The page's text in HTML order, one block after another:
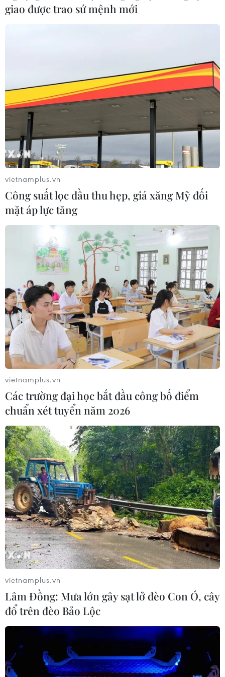
#Giá vàng
#Kinh tế toàn cầu
Theo dõi VietnamPlus
Giá vàng
Dữ liệu việc làm Mỹ mở thêm dư địa cho giá
vàng trong tuần qua
Giá vàng thế giới quay đầu giảm nhẹ do áp lực
chốt lời
Giá vàng tăng phiên thứ tư liên tiếp, chạm mức
cao nhất trong 7 tuần
Giá vàng thế giới tăng mạnh nhất kể từ tháng
Hai
Giá vàng ngày 5/8: Bảng giá tại các công ty
vàng bạc đá quý
TIN LIÊN QUAN
giao được trao sứ mệnh mới
vietnamplus.vn
Công suất lọc dầu thu hẹp, giá xăng Mỹ đối
mặt áp lực tăng
vietnamplus.vn
Các trường đại học bắt đầu công bố điểm
chuẩn xét tuyển năm 2026
vietnamplus.vn
Lâm Đồng: Mưa lớn gây sạt lở đèo Con Ó, cây
đổ trên đèo Bảo Lộc